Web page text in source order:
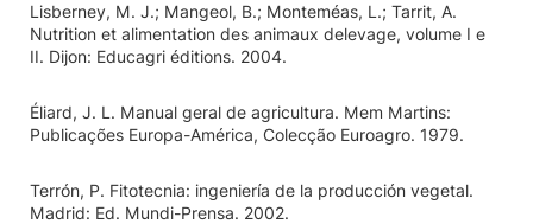
Lisberney, M. J.; Mangeol, B.; Monteméas, L.; Tarrit, A.
Nutrition et alimentation des animaux delevage, volume I e
II. Dijon: Educagri éditions. 2004.
Éliard, J. L. Manual geral de agricultura. Mem Martins:
Publicações Europa-América, Colecção Euroagro. 1979.
Terrón, P. Fitotecnia: ingeniería de la producción vegetal.
Madrid: Ed. Mundi-Prensa. 2002.